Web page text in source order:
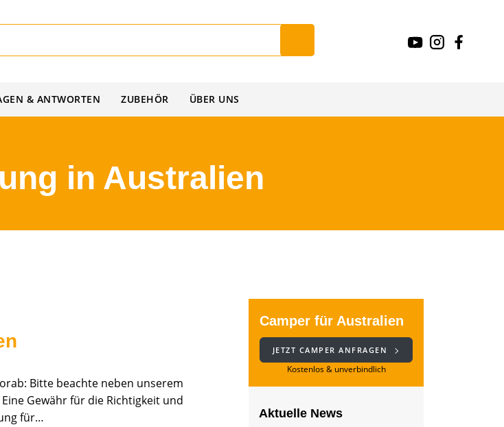
& ANTWORTEN ZUBEHÖR ÜBER UNS
in Australien
Bitte beachte neben unserem
Gewähr für die Richtigkeit und
für…
Camper für Australien
JETZT CAMPER ANFRAGEN
Kostenlos & unverbindlich
Aktuelle News